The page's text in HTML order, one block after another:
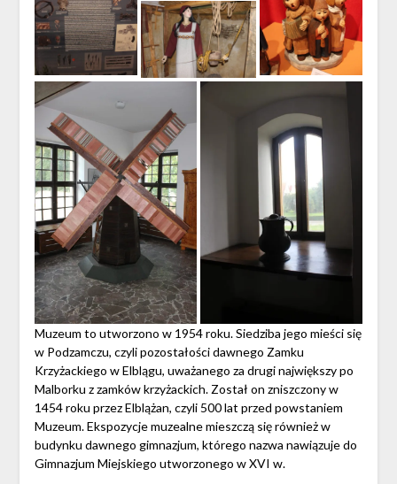
Muzeum to utworzono w 1954 roku. Siedziba jego mieści się
w Podzamczu, czyli pozostałości dawnego Zamku
Krzyżackiego w Elblągu, uważanego za drugi największy po
Malborku z zamków krzyżackich. Został on zniszczony w
1454 roku przez Elblążan, czyli 500 lat przed powstaniem
Muzeum. Ekspozycje muzealne mieszczą się również w
budynku dawnego gimnazjum, którego nazwa nawiązuje do
Gimnazjum Miejskiego utworzonego w XVI w.